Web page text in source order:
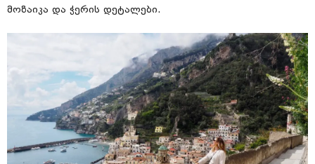
მოზაიკა და ჭერის დეტალები.